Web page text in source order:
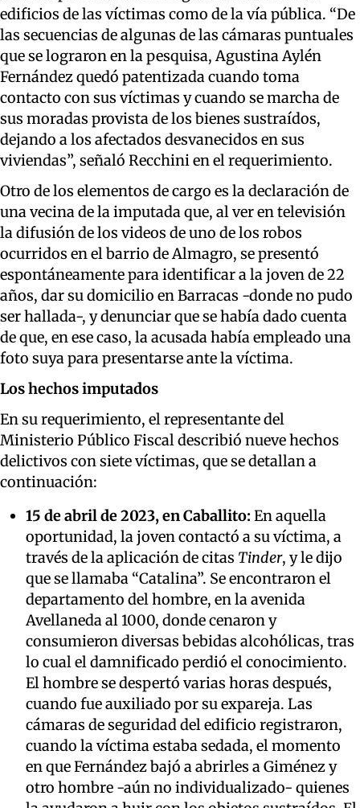
edificios de las víctimas como de la vía pública. “De
las secuencias de algunas de las cámaras puntuales
que se lograron en la pesquisa, Agustina Aylén
Fernández quedó patentizada cuando toma
contacto con sus víctimas y cuando se marcha de
sus moradas provista de los bienes sustraídos,
dejando a los afectados desvanecidos en sus
viviendas”, señaló Recchini en el requerimiento.
Otro de los elementos de cargo es la declaración de
una vecina de la imputada que, al ver en televisión
la difusión de los videos de uno de los robos
ocurridos en el barrio de Almagro, se presentó
espontáneamente para identificar a la joven de 22
años, dar su domicilio en Barracas -donde no pudo
ser hallada-, y denunciar que se había dado cuenta
de que, en ese caso, la acusada había empleado una
foto suya para presentarse ante la víctima.
Los hechos imputados
En su requerimiento, el representante del
Ministerio Público Fiscal describió nueve hechos
delictivos con siete víctimas, que se detallan a
continuación:
15 de abril de 2023, en Caballito: En aquella
oportunidad, la joven contactó a su víctima, a
través de la aplicación de citas Tinder, y le dijo
que se llamaba “Catalina”. Se encontraron el
departamento del hombre, en la avenida
Avellaneda al 1000, donde cenaron y
consumieron diversas bebidas alcohólicas, tras
lo cual el damnificado perdió el conocimiento.
El hombre se despertó varias horas después,
cuando fue auxiliado por su expareja. Las
cámaras de seguridad del edificio registraron,
cuando la víctima estaba sedada, el momento
en que Fernández bajó a abrirles a Giménez y
otro hombre -aún no individualizado- quienes